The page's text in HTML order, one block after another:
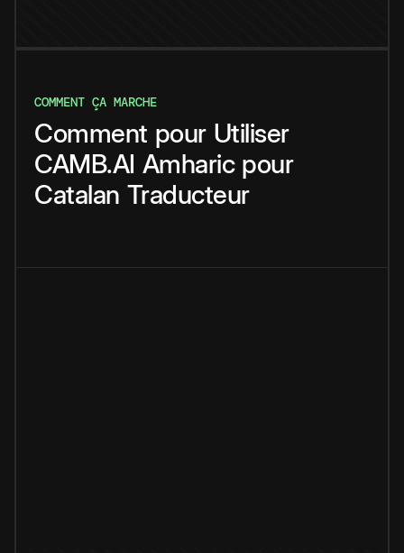
COMMENT ÇA MARCHE
Comment pour Utiliser
CAMB.AI Amharic pour
Catalan Traducteur